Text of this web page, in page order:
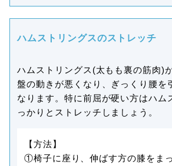
ハムストリングスのストレッチ
ハムストリングス(太もも裏の筋肉)
盤の動きが悪くなり、ぎっくり腰を
なります。特に前屈が硬い方はハム
っかりとストレッチしましょう。
【方法】
①椅子に座り、伸ばす方の膝をま